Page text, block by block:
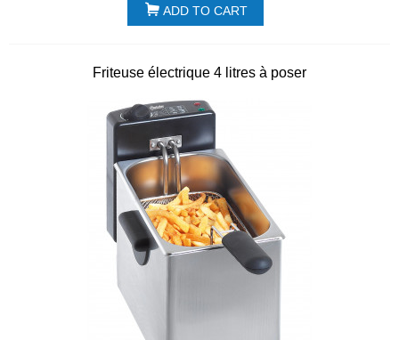
ADD TO CART
Friteuse électrique 4 litres à poser